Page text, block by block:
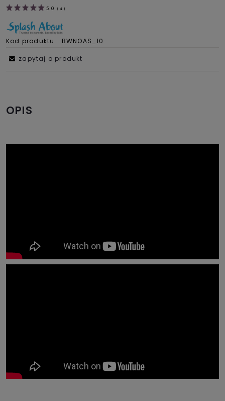
5.0 ( 4 )
Kod produktu: BWNOAS_10
zapytaj o produkt
OPIS